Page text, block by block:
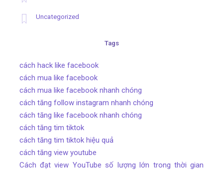
Uncategorized
Tags
cách hack like facebook
cách mua like facebook
cách mua like facebook nhanh chóng
cách tăng follow instagram nhanh chóng
cách tăng like facebook nhanh chóng
cách tăng tim tiktok
cách tăng tim tiktok hiệu quả
cách tăng view youtube
Cách đạt view YouTube số lượng lớn trong thời gian